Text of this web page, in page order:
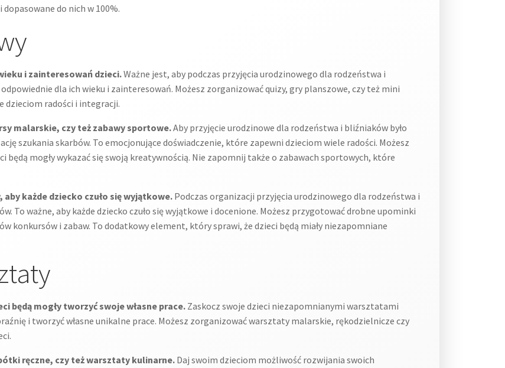
do nich w 100%.
i zainteresowań dzieci.Ważne jest, aby podczas przyjęcia urodzinowego dla rodzeństwa i
dla ich wieku i zainteresowań. Możesz zorganizować quizy, gry planszowe, czy też mini
dzieciom radości i integracji.
malarskie, czy też zabawy sportowe.Aby przyjęcie urodzinowe dla rodzeństwa i bliźniaków było
szukania skarbów. To emocjonujące doświadczenie, które zapewni dzieciom wiele radości. Możesz
mogły wykazać się swoją kreatywnością. Nie zapomnij także o zabawach sportowych, które
każde dziecko czuło się wyjątkowe.Podczas organizacji przyjęcia urodzinowego dla rodzeństwa i
To ważne, aby każde dziecko czuło się wyjątkowe i docenione. Możesz przygotować drobne upominki
konkursów i zabaw. To dodatkowy element, który sprawi, że dzieci będą miały niezapomniane
będą mogły tworzyć swoje własne prace.Zaskocz swoje dzieci niezapomnianymi warsztatami
i tworzyć własne unikalne prace. Możesz zorganizować warsztaty malarskie, rękodzielnicze czy
ręczne, czy też warsztaty kulinarne.Daj swoim dzieciom możliwość rozwijania swoich